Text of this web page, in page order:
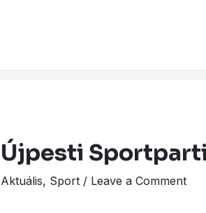
Újpesti Sportparti
Aktuális, Sport/ Leave a Comment